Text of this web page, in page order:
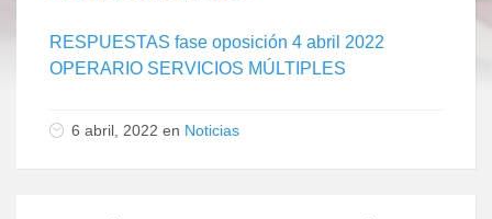
RESPUESTAS fase oposición 4 abril 2022
OPERARIO SERVICIOS MÚLTIPLES
6 abril, 2022 en Noticias